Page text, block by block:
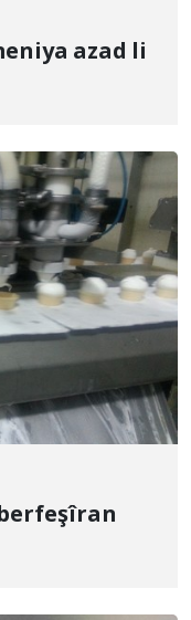
azad li